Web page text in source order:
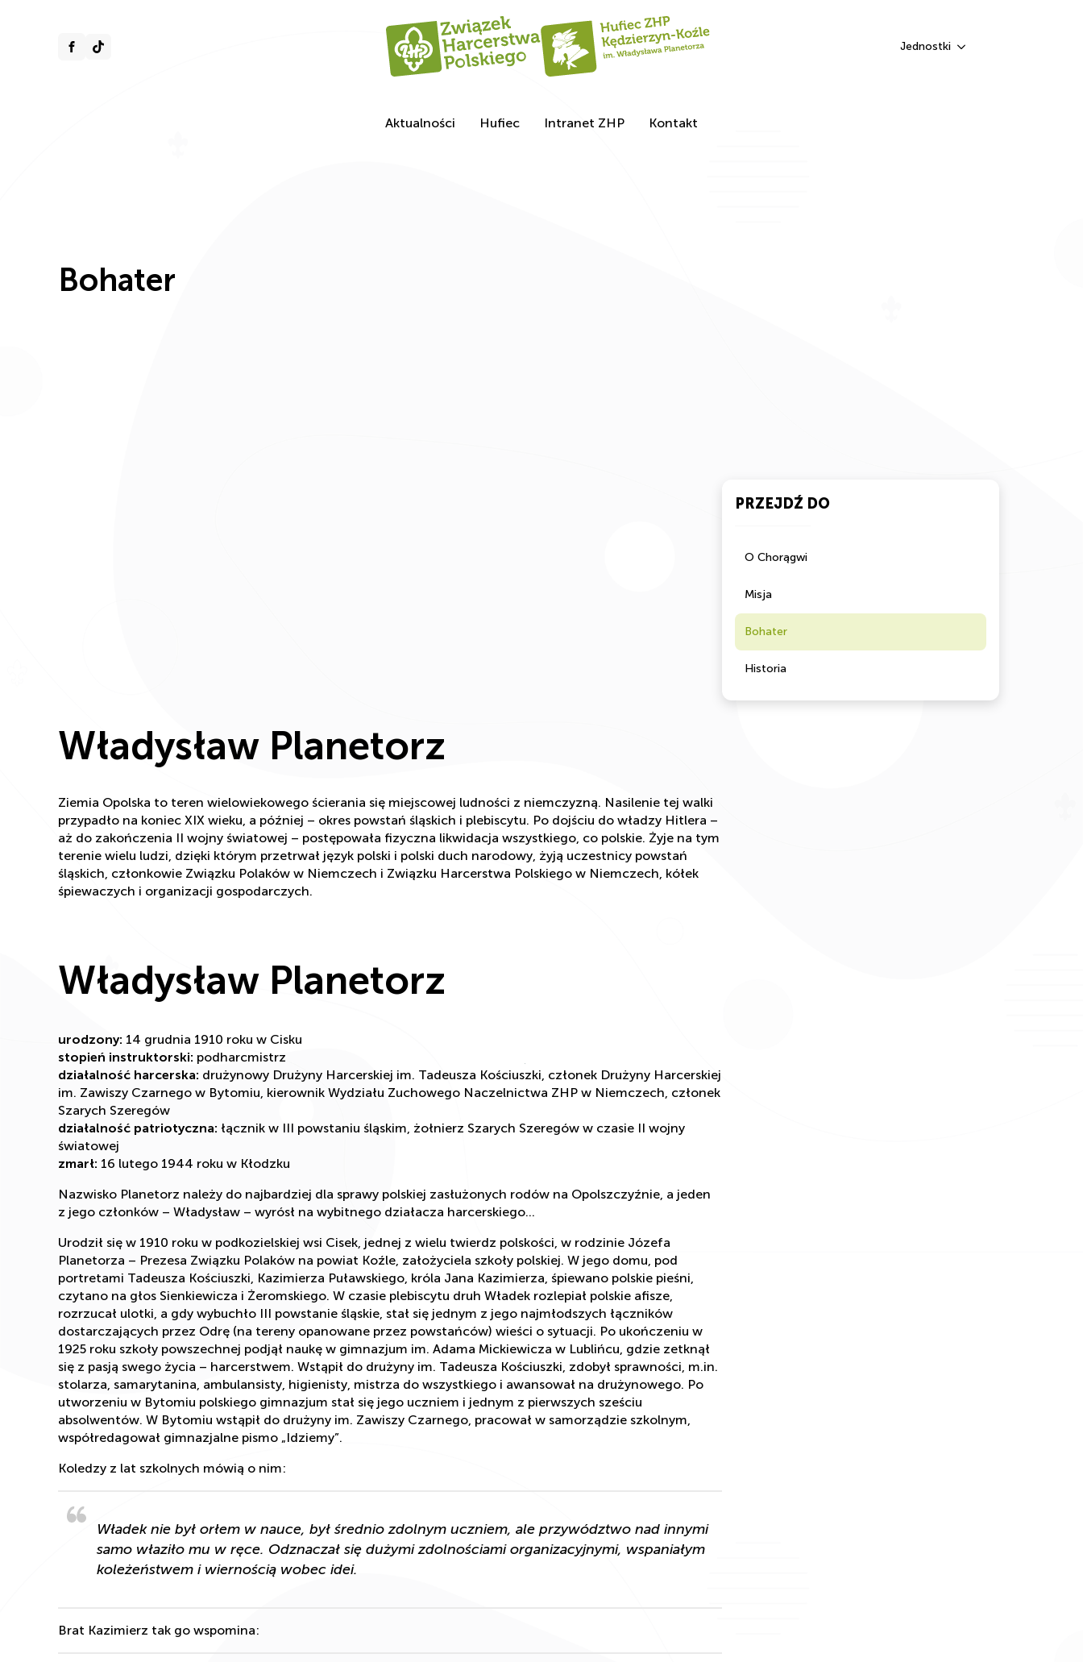
Jednostki
Aktualności Hufiec Intranet ZHP Kontakt
Bohater
Władysław Planetorz
Ziemia Opolska to teren wielowiekowego ścierania się miejscowej ludności z niemczyzną. Nasilenie tej walki
przypadło na koniec XIX wieku, a później – okres powstań śląskich i plebiscytu. Po dojściu do władzy Hitlera –
aż do zakończenia II wojny światowej – postępowała fizyczna likwidacja wszystkiego, co polskie. Żyje na tym
terenie wielu ludzi, dzięki którym przetrwał język polski i polski duch narodowy, żyją uczestnicy powstań
śląskich, członkowie Związku Polaków w Niemczech i Związku Harcerstwa Polskiego w Niemczech, kółek
śpiewaczych i organizacji gospodarczych.
Władysław Planetorz
urodzony: 14 grudnia 1910 roku w Cisku
stopień instruktorski: podharcmistrz
działalność harcerska: drużynowy Drużyny Harcerskiej im. Tadeusza Kościuszki, członek Drużyny Harcerskiej
im. Zawiszy Czarnego w Bytomiu, kierownik Wydziału Zuchowego Naczelnictwa ZHP w Niemczech, członek
Szarych Szeregów
działalność patriotyczna: łącznik w III powstaniu śląskim, żołnierz Szarych Szeregów w czasie II wojny
światowej
zmarł: 16 lutego 1944 roku w Kłodzku
Nazwisko Planetorz należy do najbardziej dla sprawy polskiej zasłużonych rodów na Opolszczyźnie, a jeden
z jego członków – Władysław – wyrósł na wybitnego działacza harcerskiego…
Urodził się w 1910 roku w podkozielskiej wsi Cisek, jednej z wielu twierdz polskości, w rodzinie Józefa
Planetorza – Prezesa Związku Polaków na powiat Koźle, założyciela szkoły polskiej. W jego domu, pod
portretami Tadeusza Kościuszki, Kazimierza Puławskiego, króla Jana Kazimierza, śpiewano polskie pieśni,
czytano na głos Sienkiewicza i Żeromskiego. W czasie plebiscytu druh Władek rozlepiał polskie afisze,
rozrzucał ulotki, a gdy wybuchło III powstanie śląskie, stał się jednym z jego najmłodszych łączników
dostarczających przez Odrę (na tereny opanowane przez powstańców) wieści o sytuacji. Po ukończeniu w
1925 roku szkoły powszechnej podjął naukę w gimnazjum im. Adama Mickiewicza w Lublińcu, gdzie zetknął
się z pasją swego życia – harcerstwem. Wstąpił do drużyny im. Tadeusza Kościuszki, zdobył sprawności, m.in.
stolarza, samarytanina, ambulansisty, higienisty, mistrza do wszystkiego i awansował na drużynowego. Po
utworzeniu w Bytomiu polskiego gimnazjum stał się jego uczniem i jednym z pierwszych sześciu
absolwentów. W Bytomiu wstąpił do drużyny im. Zawiszy Czarnego, pracował w samorządzie szkolnym,
współredagował gimnazjalne pismo „Idziemy”.
Koledzy z lat szkolnych mówią o nim:
Władek nie był orłem w nauce, był średnio zdolnym uczniem, ale przywództwo nad innymi
samo właziło mu w ręce. Odznaczał się dużymi zdolnościami organizacyjnymi, wspaniałym
koleżeństwem i wiernością wobec idei.
Brat Kazimierz tak go wspomina:
PRZEJDŹ DO
O Chorągwi
Misja
Bohater
Historia